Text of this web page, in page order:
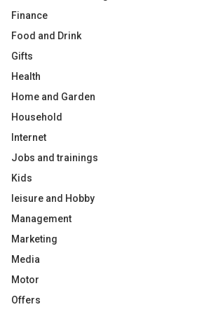
Finance
Food and Drink
Gifts
Health
Home and Garden
Household
Internet
Jobs and trainings
Kids
leisure and Hobby
Management
Marketing
Media
Motor
Offers